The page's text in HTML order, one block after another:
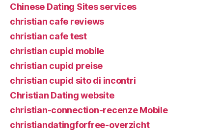
Chinese Dating Sites services
christian cafe reviews
christian cafe test
christian cupid mobile
christian cupid preise
christian cupid sito di incontri
Christian Dating website
christian-connection-recenze Mobile
christiandatingforfree-overzicht